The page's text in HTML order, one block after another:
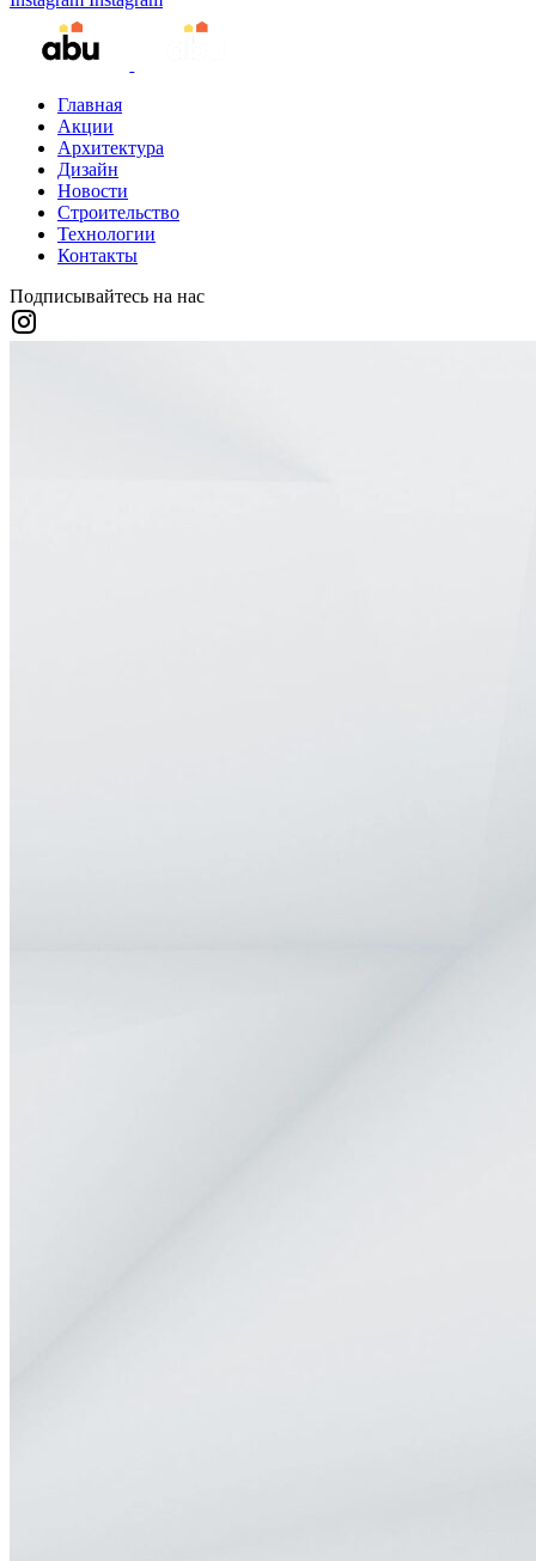
Главная
Акции
Архитектура
Дизайн
Новости
Строительство
Технологии
Контакты
Подписывайтесь на нас